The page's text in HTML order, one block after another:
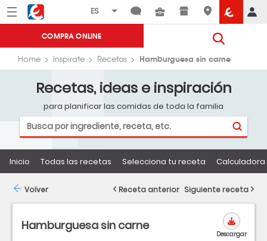
Menú Eroski
COMPRA ONLINE
Home Inspirate Recetas Hamburguesa sin carne
Recetas, ideas e inspiración
para planificar las comidas de toda la familia
Inicio Todas las recetas Selecciona tu receta
Hamburguesa sin carne
Descargar
Volver Receta anterior Siguiente receta